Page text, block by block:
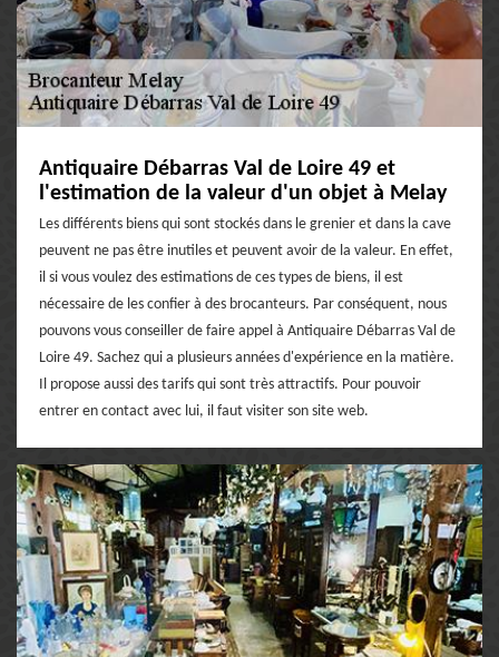
Antiquaire Débarras Val de Loire 49 et
l'estimation de la valeur d'un objet à Melay
Les différents biens qui sont stockés dans le grenier et dans la cave
peuvent ne pas être inutiles et peuvent avoir de la valeur. En effet,
il si vous voulez des estimations de ces types de biens, il est
nécessaire de les confier à des brocanteurs. Par conséquent, nous
pouvons vous conseiller de faire appel à Antiquaire Débarras Val de
Loire 49. Sachez qui a plusieurs années d'expérience en la matière.
Il propose aussi des tarifs qui sont très attractifs. Pour pouvoir
entrer en contact avec lui, il faut visiter son site web.